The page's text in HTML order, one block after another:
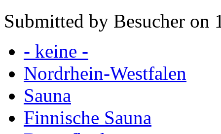
Submitted by Besucher on
- keine -
Nordrhein-Westfalen
Sauna
Finnische Sauna